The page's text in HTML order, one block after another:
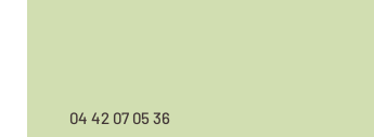
04 42 07 05 36